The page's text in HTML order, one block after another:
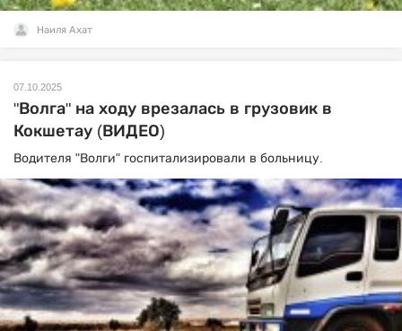
Наиля Ахат
07.10.2025
"Волга" на ходу врезалась в грузовик в
Кокшетау (ВИДЕО)
Водителя "Волги" госпитализировали в больницу.